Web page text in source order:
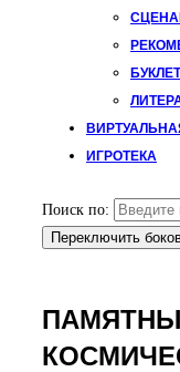
ИГРОТЕКА
Поиск по:
Переключить